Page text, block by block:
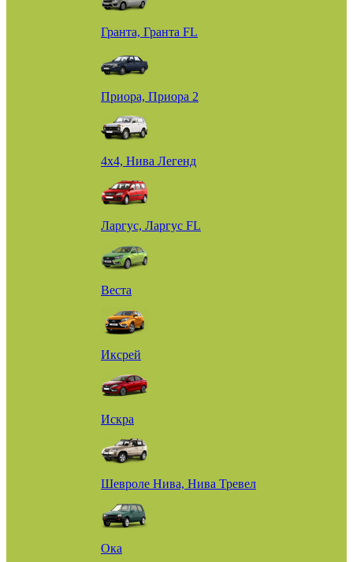
Гранта, Гранта FL
Приора, Приора 2
4х4, Нива Легенд
Ларгус, Ларгус FL
Веста
Иксрей
Искра
Шевроле Нива, Нива Тревел
Ока